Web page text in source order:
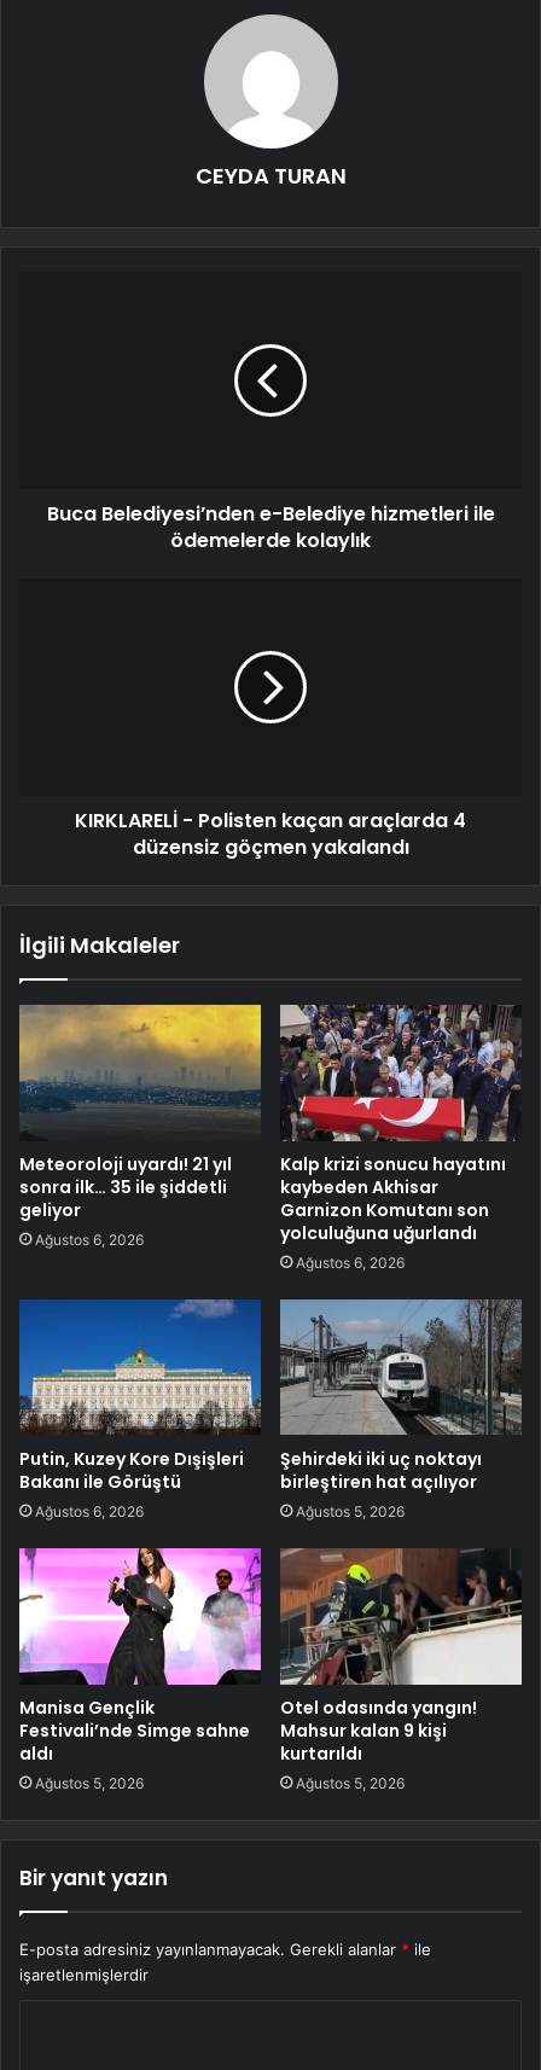
CEYDA TURAN
Buca Belediyesi’nden e-Belediye hizmetleri ile
ödemelerde kolaylık
KIRKLARELİ - Polisten kaçan araçlarda 4
düzensiz göçmen yakalandı
İlgili Makaleler
Meteoroloji uyardı! 21 yıl
sonra ilk… 35 ile şiddetli
geliyor
Ağustos 6, 2026
Kalp krizi sonucu hayatını
kaybeden Akhisar
Garnizon Komutanı son
yolculuğuna uğurlandı
Ağustos 6, 2026
Putin, Kuzey Kore Dışişleri
Bakanı ile Görüştü
Ağustos 6, 2026
Şehirdeki iki uç noktayı
birleştiren hat açılıyor
Ağustos 5, 2026
Manisa Gençlik
Festivali’nde Simge sahne
aldı
Ağustos 5, 2026
Otel odasında yangın!
Mahsur kalan 9 kişi
kurtarıldı
Ağustos 5, 2026
Bir yanıt yazın
E-posta adresiniz yayınlanmayacak. Gerekli alanlar * ile
işaretlenmişlerdir